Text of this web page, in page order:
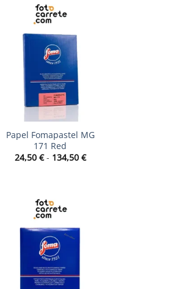
Papel Fomapastel MG
171 Red
24,50 € - 134,50 €Rango